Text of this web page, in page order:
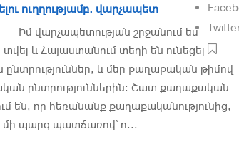
ուղղությամբ. վարչապետ
Իմ վարչապետության շրջանում ես
և Հայաստանում տեղի են ունեցել
և մեր քաղաքական թիմով
ընտրություններին: Շատ քաղաքական
են, որ հեռանանք քաղաքականությունից,
մի պարզ պատճառով՝ ո...